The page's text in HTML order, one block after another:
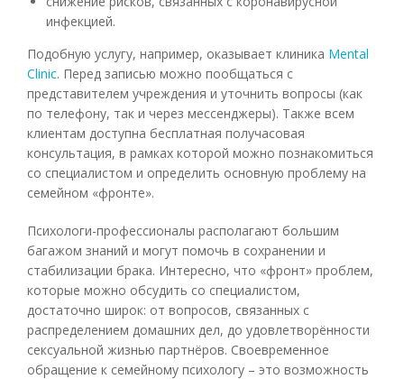
инфекцией.
Подобную услугу, например, оказывает клиника Mental
Clinic. Перед записью можно пообщаться с
представителем учреждения и уточнить вопросы (как
по телефону, так и через мессенджеры). Также всем
клиентам доступна бесплатная получасовая
консультация, в рамках которой можно познакомиться
со специалистом и определить основную проблему на
семейном «фронте».
Психологи-профессионалы располагают большим
багажом знаний и могут помочь в сохранении и
стабилизации брака. Интересно, что «фронт» проблем,
которые можно обсудить со специалистом,
достаточно широк: от вопросов, связанных с
распределением домашних дел, до удовлетворённости
сексуальной жизнью партнёров. Своевременное
обращение к семейному психологу – это возможность